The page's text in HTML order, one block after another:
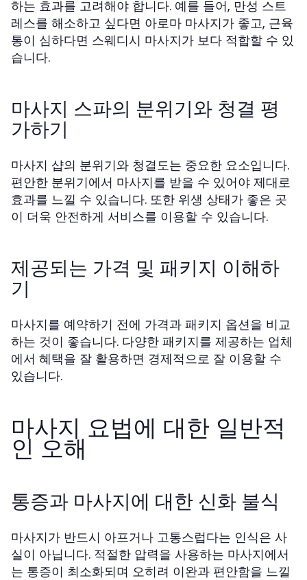
하는 효과를 고려해야 합니다. 예를 들어, 만성 스트
레스를 해소하고 싶다면 아로마 마사지가 좋고, 근육
통이 심하다면 스웨디시 마사지가 보다 적합할 수 있
습니다.
마사지 스파의 분위기와 청결 평
가하기
마사지 샵의 분위기와 청결도는 중요한 요소입니다.
편안한 분위기에서 마사지를 받을 수 있어야 제대로
효과를 느낄 수 있습니다. 또한 위생 상태가 좋은 곳
이 더욱 안전하게 서비스를 이용할 수 있습니다.
제공되는 가격 및 패키지 이해하
기
마사지를 예약하기 전에 가격과 패키지 옵션을 비교
하는 것이 좋습니다. 다양한 패키지를 제공하는 업체
에서 혜택을 잘 활용하면 경제적으로 잘 이용할 수
있습니다.
마사지 요법에 대한 일반적
인 오해
통증과 마사지에 대한 신화 불식
마사지가 반드시 아프거나 고통스럽다는 인식은 사
실이 아닙니다. 적절한 압력을 사용하는 마사지에서
는 통증이 최소화되며 오히려 이완과 편안함을 느낄